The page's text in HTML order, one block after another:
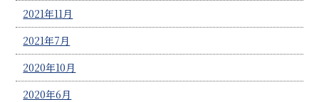
2021年11月
2021年7月
2020年10月
2020年6月